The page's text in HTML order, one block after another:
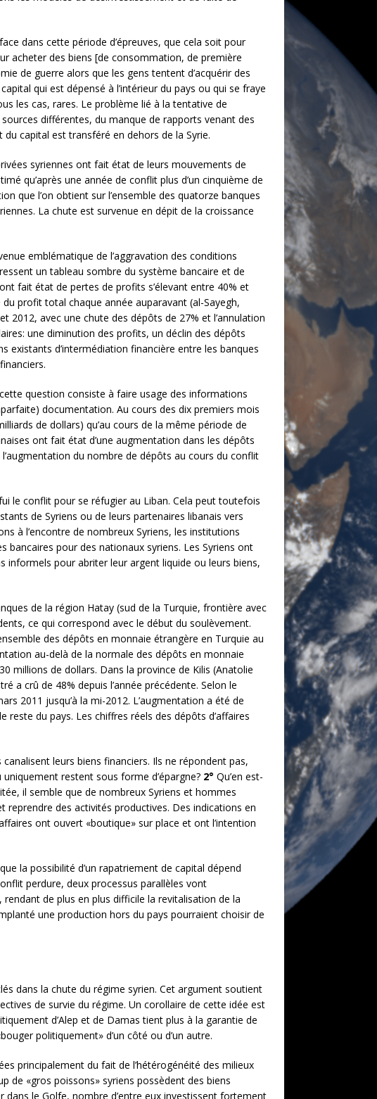
dans cette période d’épreuves, que cela soit pour
acheter des biens [de consommation, de première
de guerre alors que les gens tentent d’acquérir des
qui est dépensé à l’intérieur du pays ou qui se fraye
les cas, rares. Le problème lié à la tentative de
différentes, du manque de rapports venant des
capital est transféré en dehors de la Syrie.
syriennes ont fait état de leurs mouvements de
qu’après une année de conflit plus d’un cinquième de
que l’on obtient sur l’ensemble des quatorze banques
La chute est survenue en dépit de la croissance
emblématique de l’aggravation des conditions
un tableau sombre du système bancaire et de
fait état de pertes de profits s’élevant entre 40% et
profit total chaque année auparavant (al-Sayegh,
2012, avec une chute des dépôts de 27% et l’annulation
une diminution des profits, un déclin des dépôts
existants d’intermédiation financière entre les banques
question consiste à faire usage des informations
documentation. Au cours des dix premiers mois
de dollars) qu’au cours de la même période de
ont fait état d’une augmentation dans les dépôts
du nombre de dépôts au cours du conflit
le conflit pour se réfugier au Liban. Cela peut toutefois
de Syriens ou de leurs partenaires libanais vers
à l’encontre de nombreux Syriens, les institutions
bancaires pour des nationaux syriens. Les Syriens ont
pour abriter leur argent liquide ou leurs biens,
de la région Hatay (sud de la Turquie, frontière avec
ce qui correspond avec le début du soulèvement.
des dépôts en monnaie étrangère en Turquie au
au-delà de la normale des dépôts en monnaie
millions de dollars. Dans la province de Kilis (Anatolie
a crû de 48% depuis l’année précédente. Selon le
2011 jusqu’à la mi-2012. L’augmentation a été de
du pays. Les chiffres réels des dépôts d’affaires
leurs biens financiers. Ils ne répondent pas,
restent sous forme d’épargne? 2° Qu’en est-
il semble que de nombreux Syriens et hommes
reprendre des activités productives. Des indications en
ont ouvert «boutique» sur place et ont l’intention
la possibilité d’un rapatriement de capital dépend
perdure, deux processus parallèles vont
rendant de plus en plus difficile la revitalisation de la
une production hors du pays pourraient choisir de
dans la chute du régime syrien. Cet argument soutient
de survie du régime. Un corollaire de cette idée est
d’Alep et de Damas tient plus à la garantie de
politiquement» d’un côté ou d’un autre.
principalement du fait de l’hétérogénéité des milieux
de «gros poissons» syriens possèdent des biens
dans le Golfe, nombre d’entre eux investissent fortement